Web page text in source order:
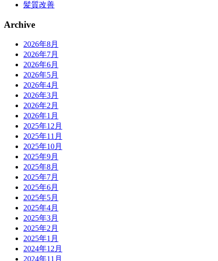
髪質改善
Archive
2026年8月
2026年7月
2026年6月
2026年5月
2026年4月
2026年3月
2026年2月
2026年1月
2025年12月
2025年11月
2025年10月
2025年9月
2025年8月
2025年7月
2025年6月
2025年5月
2025年4月
2025年3月
2025年2月
2025年1月
2024年12月
2024年11月